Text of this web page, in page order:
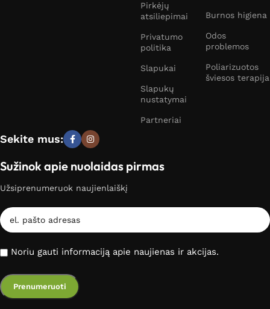
Pirkėjų
atsiliepimai
Privatumo
politika
Slapukai
Slapukų
nustatymai
Partneriai
Burnos higiena
Odos
problemos
Poliarizuotos
šviesos terapija
Sekite mus:
Sužinok apie nuolaidas pirmas
Užsiprenumeruok naujienlaiškį
Noriu gauti informaciją apie naujienas ir akcijas.